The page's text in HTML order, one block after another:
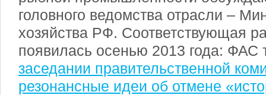
головного ведомства отрасли –
хозяйства РФ. Соответствующая
появилась осенью 2013 года: ФАС
заседании правительственной
резонансные идеи об отмене